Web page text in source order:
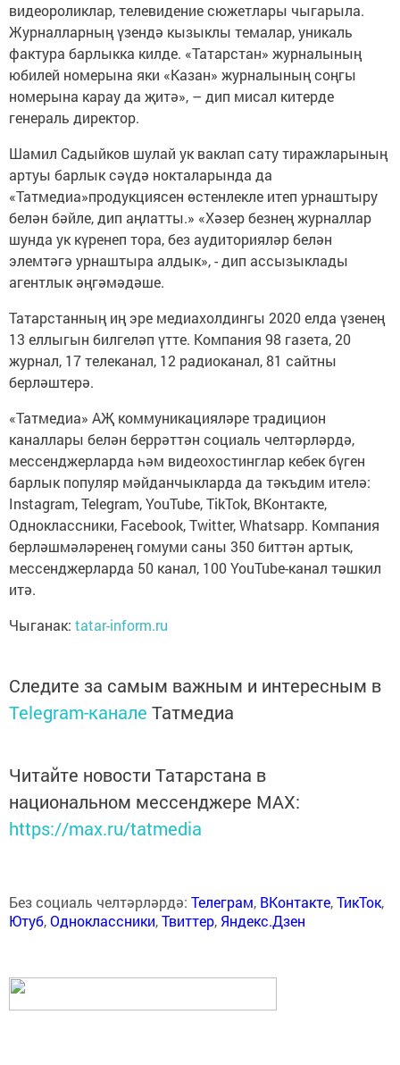
видеороликлар, телевидение сюжетлары чыгарыла.
Журналларның үзендә кызыклы темалар, уникаль
фактура барлыкка килде. «Татарстан» журналының
юбилей номерына яки «Казан» журналының соңгы
номерына карау да җитә», – дип мисал китерде
генераль директор.
Шамил Садыйков шулай ук ваклап сату тиражларының
артуы барлык сәүдә нокталарында да
«Татмедиа»продукциясен өстенлекле итеп урнаштыру
белән бәйле, дип аңлатты.» «Хәзер безнең журналлар
шунда ук күренеп тора, без аудиторияләр белән
элемтәгә урнаштыра алдык», - дип ассызыклады
агентлык әңгәмәдәше.
Татарстанның иң эре медиахолдингы 2020 елда үзенең
13 еллыгын билгеләп үтте. Компания 98 газета, 20
журнал, 17 телеканал, 12 радиоканал, 81 сайтны
берләштерә.
«Татмедиа» АҖ коммуникацияләре традицион
каналлары белән беррәттән социаль челтәрләрдә,
мессенджерларда һәм видеохостинглар кебек бүген
барлык популяр мәйданчыкларда да тәкъдим ителә:
Instagram, Telegram, YouTube, TikTok, ВКонтакте,
Одноклассники, Facebook, Twitter, Whatsapp. Компания
берләшмәләренең гомуми саны 350 биттән артык,
мессенджерларда 50 канал, 100 YouTube-канал тәшкил
итә.
Чыганак: tatar-inform.ru
Следите за самым важным и интересным в
Telegram-канале Татмедиа
Читайте новости Татарстана в
национальном мессенджере MАХ:
https://max.ru/tatmedia
Без социаль челтәрләрдә: Телеграм, ВКонтакте,ТикТок,
Ютуб,Одноклассники,Твиттер, Яндекс.Дзен